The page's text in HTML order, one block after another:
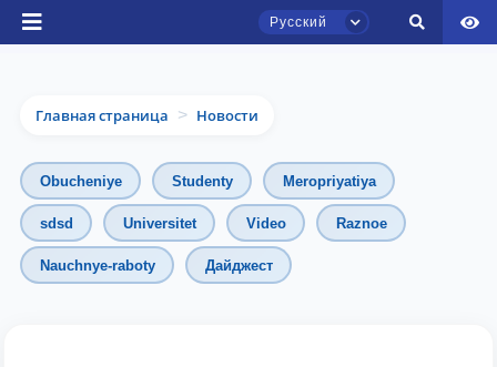
Русский
Главная страница > Новости
Obucheniye Studenty Meropriyatiya
sdsd Universitet Video Raznoe
Nauchnye-raboty Дайджест
Чат приёмной комиссии ТГЮУ
Онлайн